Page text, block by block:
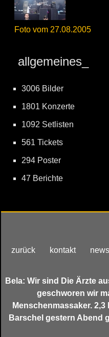
Foto vom 27.08.2005
allgemeines_
3006 Bilder
1801 Konzerte
1092 Setlisten
561 Tickets
294 Poster
47 Berichte
zurück kontakt news
Bela: Wir sind Die Ärzte
geschworen wir
Menschenmassaker.
Barschel gestern Abend